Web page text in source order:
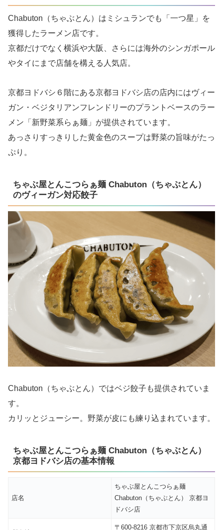
Chabuton（ちゃぶとん）はミシュランでも「一つ星」を
獲得したラーメン店です。
京都だけでなく横浜や大阪、さらには海外のシンガポール
やタイにまで店舗を構える人気店。
京都ヨドバシ６階にある京都ヨドバシ店の店内にはヴィー
ガン・ベジタリアンフレンドリーのプラントベースのラー
メン「新野菜系らぁ麺」が提供されています。
あっさりすっきりした黄金色のスープは野菜の旨味がたっ
ぷり。
ちゃぶ屋とんこつらぁ麺 Chabuton（ちゃぶとん）
のヴィーガン対応餃子
Chabuton（ちゃぶとん）ではベジ餃子も提供されていま
す。
カリッとジューシー。野菜が皮にも練り込まれています。
ちゃぶ屋とんこつらぁ麺 Chabuton（ちゃぶとん）
京都ヨドバシ店の基本情報
店名
ちゃぶ屋とんこつらぁ麺
Chabuton（ちゃぶとん） 京都ヨ
ドバシ店
〒600-8216 京都市下京区烏丸通